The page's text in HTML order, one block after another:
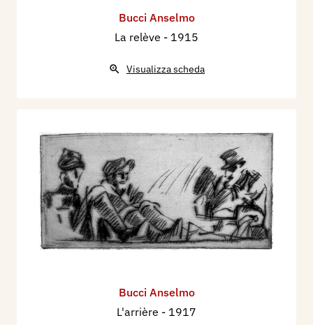
Bucci Anselmo
La relève - 1915
Visualizza scheda
Bucci Anselmo
L'arrière - 1917